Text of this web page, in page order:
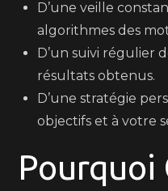
D’une veille
algorithmes des
D’un suivi régulier
résultats obtenus.
D’une stratégie
objectifs et à votre
Pourquoi